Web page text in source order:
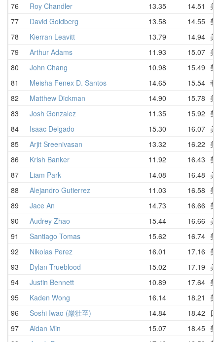
76
Roy Chandler 13.35 14.51
美
77
David Goldberg 13.58 14.55 美
78
Kierran Leavitt 13.79 14.94 美
79
Arthur Adams 11.93 15.07 美
80
John Chang 10.98 15.49 美
81
Meisha Fenex D. Santos 14.65 15.54 菲
82
Matthew Dickman 14.90 15.78 美
83
Josh Gonzalez 11.35 15.92 美
84
Isaac Delgado 15.30 16.07 美
85
Arjit Sreenivasan 13.32 16.22 美
86
Krish Banker 11.92 16.43 美
87
Liam Park 14.08 16.48 美
88
Alejandro Gutierrez 11.03 16.58 美
89
Jace An 14.73 16.66 美
90
Audrey Zhao 15.44 16.66 美
91
Santiago Tomas 15.62 16.74 美
92
Nikolas Perez 16.01 17.16 美
93
Dylan Trueblood 15.02 17.19 美
94
Justin Bennett 10.89 17.64 美
95
Kaden Wong 16.14 18.21
美
96
Soshi Iwao (巖壮至) 14.84 18.42
日
97
Aidan Min 15.07 18.45 美